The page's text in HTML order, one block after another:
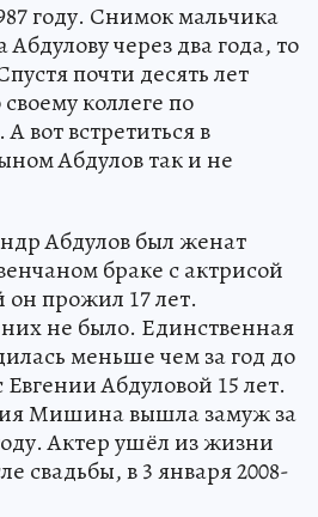
году. Снимок мальчика
через два года, то
почти десять лет
коллеге по
вот встретиться в
Абдулов так и не
Абдулов был женат
браке с актрисой
прожил 17 лет.
не было. Единственная
меньше чем за год до
Абдуловой 15 лет.
Мишина вышла замуж за
Актер ушёл из жизни
свадьбы, в 3 января 2008-